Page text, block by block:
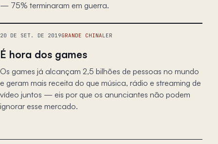
— 75% terminaram em guerra.
20 DE SET. DE 2019GRANDE CHINALER
É hora dos games
Os games já alcançam 2,5 bilhões de pessoas no mundo
e geram mais receita do que música, rádio e streaming de
vídeo juntos — eis por que os anunciantes não podem
ignorar esse mercado.